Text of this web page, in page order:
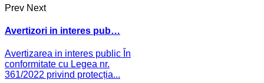
Prev Next
Avertizori in interes pub…
Avertizarea in interes public În
conformitate cu Legea nr.
361/2022 privind protecția...